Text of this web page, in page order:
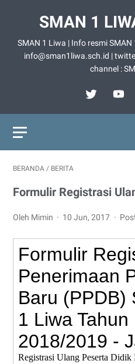
SMAN 1
SMAN 1 Liwa | Info resmi
info@sman1liwa.sch.id |
channel :
BERANDA / BERITA
Formulir Registrasi
Oleh Mimin 10 Jun, 2017